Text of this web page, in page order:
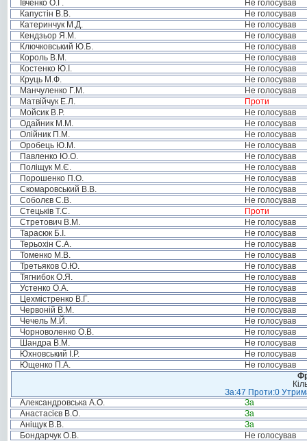
Івченко О.Г.
Не голосував
Капустін В.В.
Не голосував
Катеринчук М.Д.
Не голосував
Кендзьор Я.М.
Не голосував
Ключковський Ю.Б.
Не голосував
Король В.М.
Не голосував
Костенко Ю.І.
Не голосував
Круць М.Ф.
Не голосував
Манчуленко Г.М.
Не голосував
Матвійчук Е.Л.
Проти
Мойсик В.Р.
Не голосував
Одайник М.М.
Не голосував
Олійник П.М.
Не голосував
Оробець Ю.М.
Не голосував
Павленко Ю.О.
Не голосував
Поліщук М.Є.
Не голосував
Порошенко П.О.
Не голосував
Скомаровський В.В.
Не голосував
Соболєв С.В.
Не голосував
Стецьків Т.С.
Проти
Стретович В.М.
Не голосував
Тарасюк Б.І.
Не голосував
Терьохін С.А.
Не голосував
Томенко М.В.
Не голосував
Третьяков О.Ю.
Не голосував
Тягнибок О.Я.
Не голосував
Устенко О.А.
Не голосував
Цехмістренко В.Г.
Не голосував
Червоній В.М.
Не голосував
Чечель М.Й.
Не голосував
Чорноволенко О.В.
Не голосував
Шандра В.М.
Не голосував
Юхновський І.Р.
Не голосував
Ющенко П.А.
Не голосував
За:47 Проти:0
Александровська А.О.
За
Анастасієв В.О.
За
Аніщук В.В.
За
Бондарчук О.В.
Не голосував